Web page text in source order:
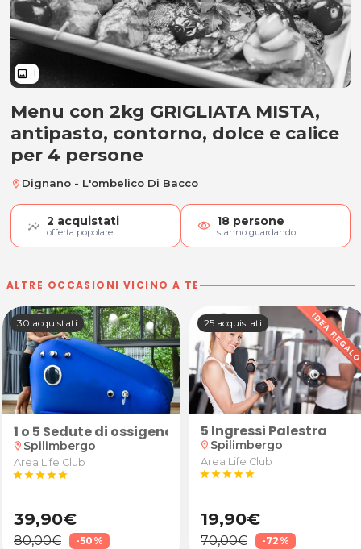
image 1
Menu con 2kg GRIGLIATA
Menu con 2kg GRIGLIATA MISTA,
antipasto, contorno, dolce e calice
per 4 persone
location_on Dignano - L'ombelico Di Bacco
2 acquistati
offerta popolare visibility 18 persone
stanno guardando
ALTRE OCCASIONI VICINO A TE
e piedi + prodotti
30 acquistati
1 o 5 Sedute di ossigenoterapia in camera
location_on Spilimbergo
Area Life Club
starstarstarstarstar
39,90€
80,00€ -50%
25 acquistati
5 Ingressi Palestra
location_on Spilimbergo
Area Life Club
starstarstarstarstar
19,90€
70,00€ -72%